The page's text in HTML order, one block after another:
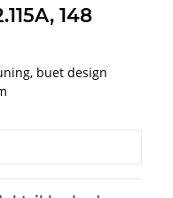
148
buet design